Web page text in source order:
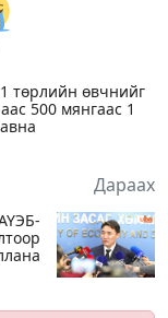
төрлийн өвчнийг
500 мянгаас 1
Дараах